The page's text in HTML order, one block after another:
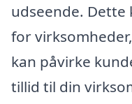
udseende.
for
kan påvirke
tillid til din